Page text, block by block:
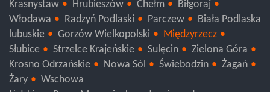
Krasnystaw
Hrubieszów Chełm
Biłgoraj
Włodawa
Radzyń Podlaski Parczew
Biała Podlaska
lubuskie
Gorzów Wielkopolski
Międzyrzecz
Słubice
Strzelce Krajeńskie Sulęcin
Zielona Góra
Krosno Odrzańskie
Nowa Sól Świebodzin
Żagań
Żary
Wschowa